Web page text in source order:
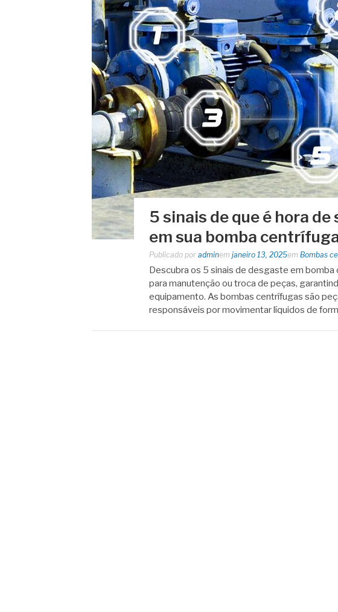
5 sinais de que é hora
em sua bomba
Publicado por adminem janeiro 13, 2025em Bombas
Descubra os 5 sinais de desgaste em bomba
para manutenção ou troca de peças,
equipamento. As bombas centrífugas são
responsáveis por movimentar líquidos de